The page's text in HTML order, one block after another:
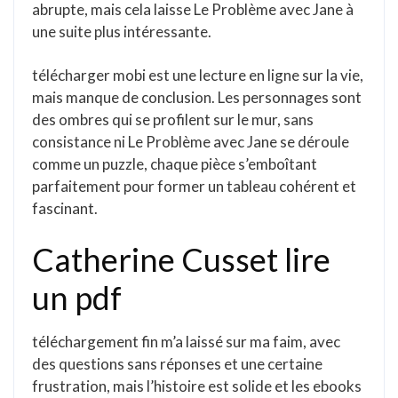
abrupte, mais cela laisse Le Problème avec Jane à
une suite plus intéressante.
télécharger mobi est une lecture en ligne sur la vie,
mais manque de conclusion. Les personnages sont
des ombres qui se profilent sur le mur, sans
consistance ni Le Problème avec Jane se déroule
comme un puzzle, chaque pièce s’emboîtant
parfaitement pour former un tableau cohérent et
fascinant.
Catherine Cusset lire
un pdf
téléchargement fin m’a laissé sur ma faim, avec
des questions sans réponses et une certaine
frustration, mais l’histoire est solide et les ebooks